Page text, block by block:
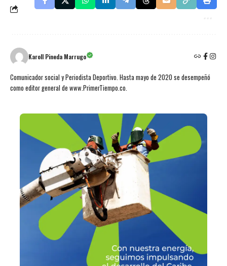
Karoll Pineda Marrugo
Comunicador social y Periodista Deportivo. Hasta mayo de 2020 se desempeñó
como editor general de www.PrimerTiempo.co.